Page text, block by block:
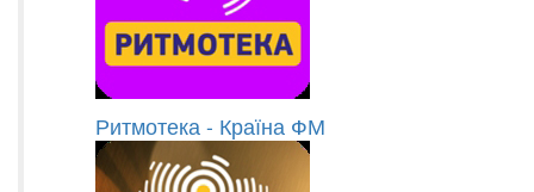
Ритмотека - Країна ФМ